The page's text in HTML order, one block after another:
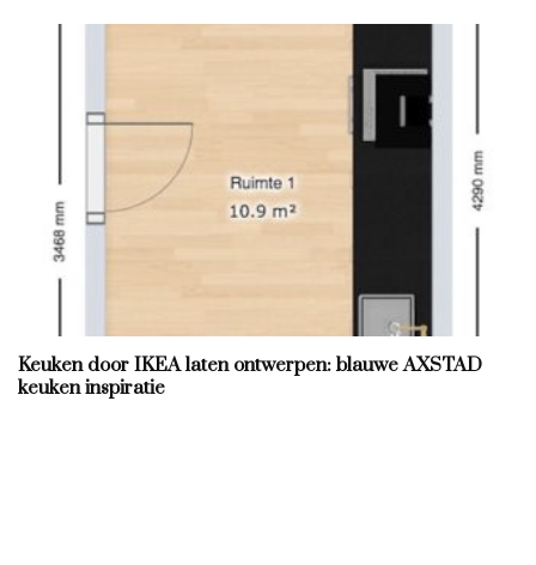
Keuken door IKEA laten ontwerpen: blauwe AXSTAD
keuken inspiratie